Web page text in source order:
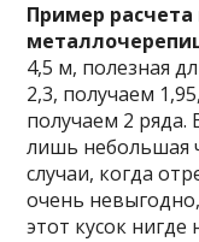
Пример
4,5 м, полезная
2,3, получаем
получаем 2 ряда.
лишь небольшая
случаи, когда
очень
этот кусок нигде